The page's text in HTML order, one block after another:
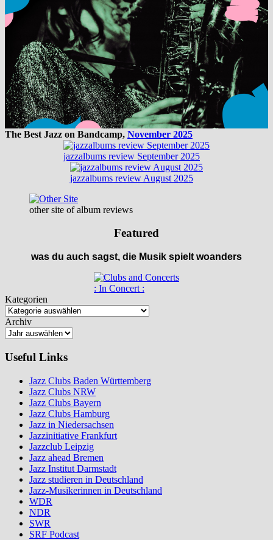
The Best Jazz on Bandcamp, November 2025
jazzalbums review September 2025
jazzalbums review August 2025
other site of album reviews
Featured
was du auch sagst, die Musik spielt woanders
: In Concert :
Kategorien
Archiv
Useful Links
Jazz Clubs Baden Württemberg
Jazz Clubs NRW
Jazz Clubs Bayern
Jazz Clubs Hamburg
Jazz in Niedersachsen
Jazzinitiative Frankfurt
Jazzclub Leipzig
Jazz ahead Bremen
Jazz Institut Darmstadt
Jazz studieren in Deutschland
Jazz-Musikerinnen in Deutschland
WDR
NDR
SWR
SRF Podcast